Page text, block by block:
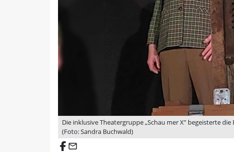
Die inklusive Theatergruppe „Schau mer X” begeisterte
(Foto: Sandra Buchwald)
email